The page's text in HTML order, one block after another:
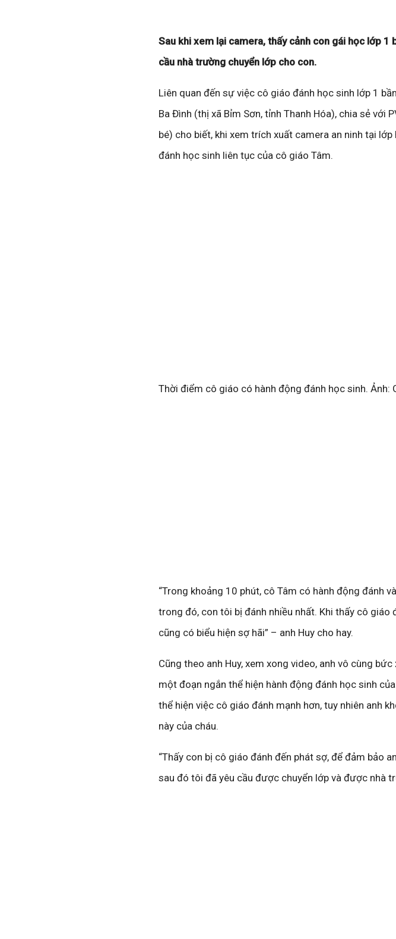
Sau khi xem lại camera, thấy cảnh con gái học lớp 1
cầu nhà trường chuyển lớp cho con.
Liên quan đến sự việc cô giáo đánh học sinh lớp 1
Ba Đình (thị xã Bỉm Sơn, tỉnh Thanh Hóa), chia sẻ với
bé) cho biết, khi xem trích xuất camera an ninh tại
đánh học sinh liên tục của cô giáo Tâm.
Thời điểm cô giáo có hành động đánh học sinh. Ảnh:
“Trong khoảng 10 phút, cô Tâm có hành động đánh
trong đó, con tôi bị đánh nhiều nhất. Khi thấy cô giáo
cũng có biểu hiện sợ hãi” – anh Huy cho hay.
Cũng theo anh Huy, xem xong video, anh vô cùng
một đoạn ngắn thể hiện hành động đánh học sinh
thể hiện việc cô giáo đánh mạnh hơn, tuy nhiên anh
này của cháu.
“Thấy con bị cô giáo đánh đến phát sợ, để đảm bảo
sau đó tôi đã yêu cầu được chuyển lớp và được nhà